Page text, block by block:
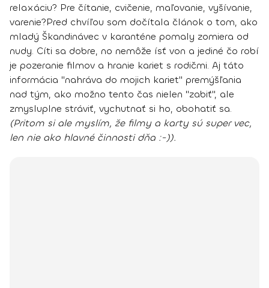
relaxáciu? Pre čítanie, cvičenie, maľovanie, vyšívanie,
varenie?Pred chvíľou som dočítala článok o tom, ako
mladý Škandinávec v karanténe pomaly zomiera od
nudy. Cíti sa dobre, no nemôže ísť von a jediné čo robí
je pozeranie filmov a hranie kariet s rodičmi. Aj táto
informácia "nahráva do mojich kariet" premýšľania
nad tým, ako možno tento čas nielen "zabiť", ale
zmysluplne stráviť, vychutnať si ho, obohatiť sa.
(Pritom si ale myslím, že filmy a karty sú super vec,
len nie ako hlavné činnosti dňa :-)).